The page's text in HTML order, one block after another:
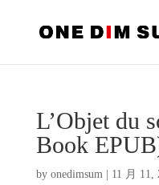
L’Objet du
Book
by onedimsum| 11 月 11,